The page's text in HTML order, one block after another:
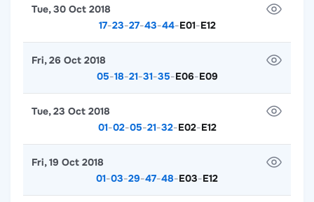
17-23-27-43-44-E01-E12
Tue, 30 Oct 2018
05-18-21-31-35-E06-E09
Fri, 26 Oct 2018
01-02-05-21-32-E02-E12
Tue, 23 Oct 2018
01-03-29-47-48-E03-E12
Fri, 19 Oct 2018